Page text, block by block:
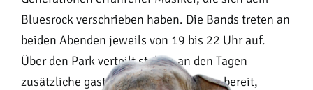
Bluesrock verschrieben haben. Die Bands treten an
beiden Abenden jeweils von 19 bis 22 Uhr auf.
Über den Park verteilt stehen an den Tagen
zusätzliche gastronomische Angebote bereit,